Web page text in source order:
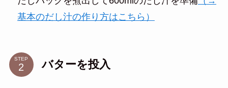
基本のだし汁の作り方はこちら）
STEP バターを投入